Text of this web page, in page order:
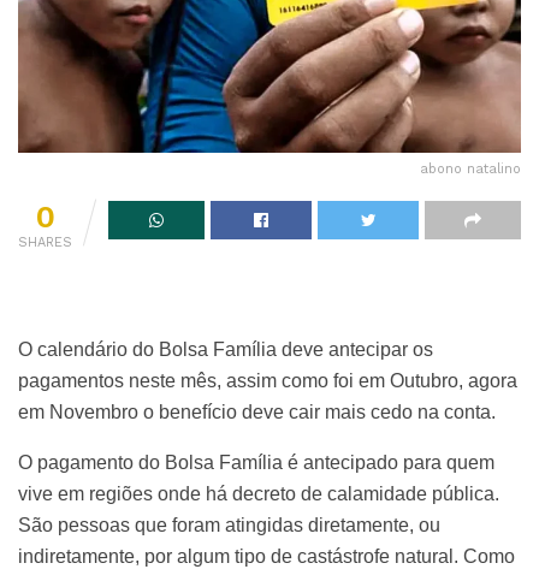
abono natalino
0
SHARES
O calendário do Bolsa Família deve antecipar os
pagamentos neste mês, assim como foi em Outubro, agora
em Novembro o benefício deve cair mais cedo na conta.
O pagamento do Bolsa Família é antecipado para quem
vive em regiões onde há decreto de calamidade pública.
São pessoas que foram atingidas diretamente, ou
indiretamente, por algum tipo de castástrofe natural. Como